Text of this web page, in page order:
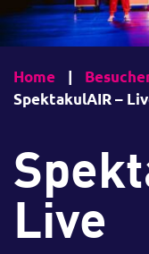
Home |
SpektakulAIR –
Live